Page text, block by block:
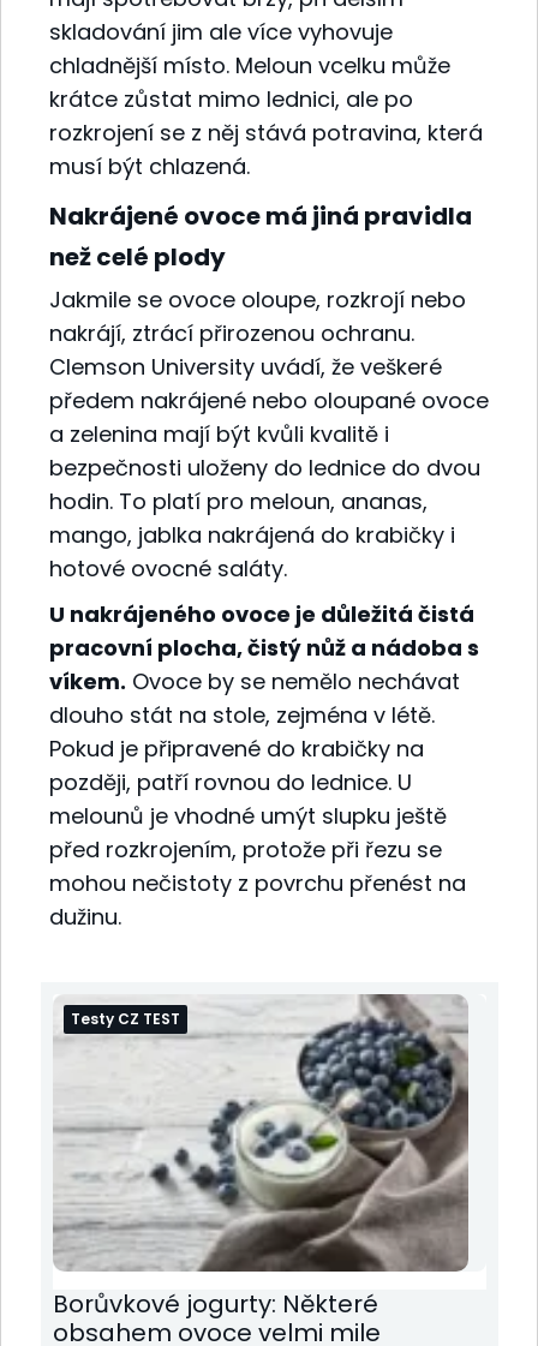
skladování jim ale více vyhovuje
chladnější místo. Meloun vcelku může
krátce zůstat mimo lednici, ale po
rozkrojení se z něj stává potravina, která
musí být chlazená.
Nakrájené ovoce má jiná pravidla
než celé plody
Jakmile se ovoce oloupe, rozkrojí nebo
nakrájí, ztrácí přirozenou ochranu.
Clemson University uvádí, že veškeré
předem nakrájené nebo oloupané ovoce
a zelenina mají být kvůli kvalitě i
bezpečnosti uloženy do lednice do dvou
hodin. To platí pro meloun, ananas,
mango, jablka nakrájená do krabičky i
hotové ovocné saláty.
U nakrájeného ovoce je důležitá čistá
pracovní plocha, čistý nůž a nádoba s
víkem. Ovoce by se nemělo nechávat
dlouho stát na stole, zejména v létě.
Pokud je připravené do krabičky na
později, patří rovnou do lednice. U
melounů je vhodné umýt slupku ještě
před rozkrojením, protože při řezu se
mohou nečistoty z povrchu přenést na
dužinu.
Testy CZ TEST
Borůvkové jogurty: Některé
obsahem ovoce velmi mile